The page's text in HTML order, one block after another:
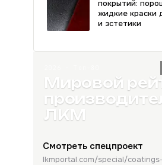
покрытий:
жидкие краски
и эстетики
Мировой
ЛКМ
Смотреть спецпроект
lkmportal.com/special/